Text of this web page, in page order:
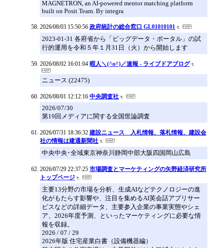
MAGNETRON, an AI-powered mentor matching platform
built on Posit Team. By integra
2026/08/03 15:50:56 政府統計の総合窓口 GL01010101
2023-01-31 各府省から「ビッグデータ・ポータル」の試
行的運用を令和５年１月31日（火）から開始します
2026/08/02 16:01:04 暇人＼(^o^)／速報 - ライブドアブログ
ニュース (22475)
2026/08/01 12:12:16 中央調査社
2026/07/30
第19回メディアに関する全国世論調査
2026/07/31 18:36:32 建設ニュース 入札情報、落札情報、建設会
社の情報は建通新聞社
中央中央･全域東京神奈川静岡中部大阪四国岡山広島
2026/07/29 22:37:25 市場調査とマーケティングの矢野経済研究所
トップページ
主要13分野の市場を分析、生成AIなどテクノロジーの進
化がもたらす影響や、注目を集めるAI英会話アプリサー
ビスなどの詳細データ、主要参入企業の事業実態やシェ
ア、2026年度予測、といったマーケティングに必要な情
報を収録。
2026 / 07 / 29
2026年版 住宅産業白書（設備機器編）